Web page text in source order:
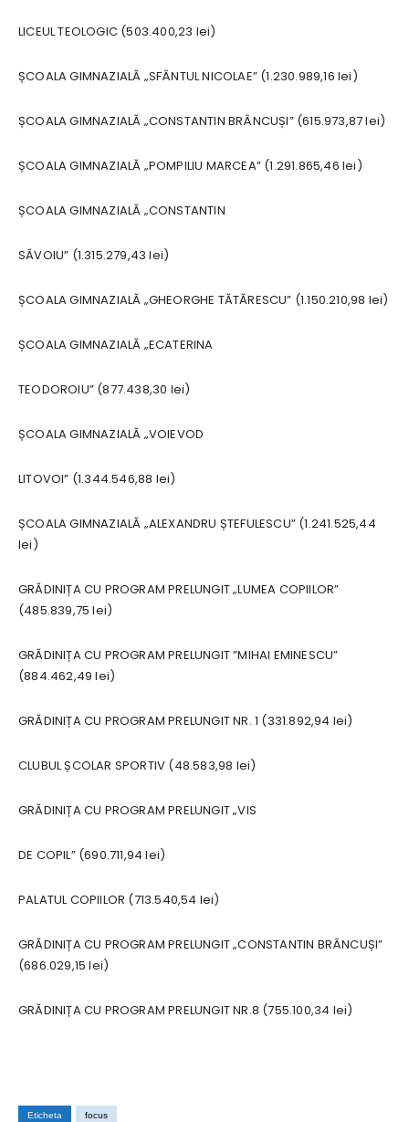
LICEUL TEOLOGIC (503.400,23 lei)
ȘCOALA GIMNAZIALĂ „SFÂNTUL NICOLAE” (1.230.989,16 lei)
ȘCOALA GIMNAZIALĂ „CONSTANTIN BRÂNCUȘI” (615.973,87 lei)
ȘCOALA GIMNAZIALĂ „POMPILIU MARCEA” (1.291.865,46 lei)
ȘCOALA GIMNAZIALĂ „CONSTANTIN
SĂVOIU” (1.315.279,43 lei)
ȘCOALA GIMNAZIALĂ „GHEORGHE TĂTĂRESCU” (1.150.210,98 lei)
ȘCOALA GIMNAZIALĂ „ECATERINA
TEODOROIU” (877.438,30 lei)
ȘCOALA GIMNAZIALĂ „VOIEVOD
LITOVOI” (1.344.546,88 lei)
ȘCOALA GIMNAZIALĂ „ALEXANDRU ȘTEFULESCU” (1.241.525,44
lei)
GRĂDINIȚA CU PROGRAM PRELUNGIT „LUMEA COPIILOR”
(485.839,75 lei)
GRĂDINIȚA CU PROGRAM PRELUNGIT ”MIHAI EMINESCU”
(884.462,49 lei)
GRĂDINIȚA CU PROGRAM PRELUNGIT NR. 1 (331.892,94 lei)
CLUBUL ȘCOLAR SPORTIV (48.583,98 lei)
GRĂDINIȚA CU PROGRAM PRELUNGIT „VIS
DE COPIL” (690.711,94 lei)
PALATUL COPIILOR (713.540,54 lei)
GRĂDINIȚA CU PROGRAM PRELUNGIT „CONSTANTIN BRÂNCUȘI”
(686.029,15 lei)
GRĂDINIȚA CU PROGRAM PRELUNGIT NR.8 (755.100,34 lei)
Eticheta focus